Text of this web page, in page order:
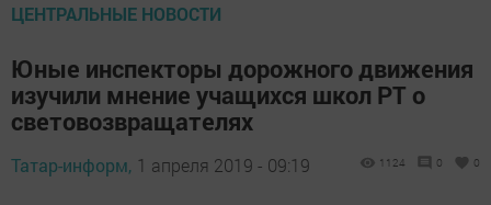
ЦЕНТРАЛЬНЫЕ НОВОСТИ
Юные инспекторы дорожного движения
изучили мнение учащихся школ РТ о
световозвращателях
Татар-информ, 1 апреля 2019 - 09:19 1124 0 0